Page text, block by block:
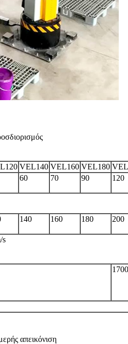
VEL140 VEL160 VEL180
60 70 90 120
140 160 180 200
s
απεικόνιση